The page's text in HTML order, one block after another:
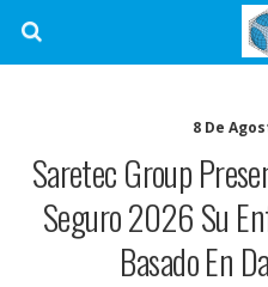
8 De
Saretec Group
Seguro 2026 Su
Basado En